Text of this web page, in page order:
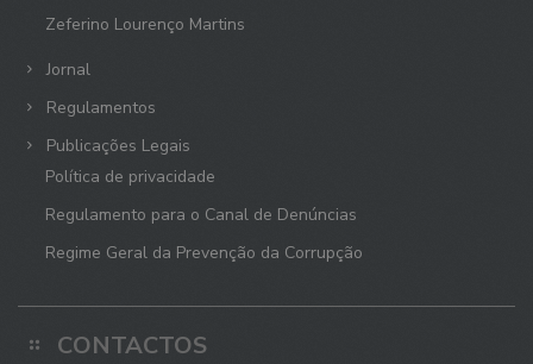
Zeferino Lourenço Martins
Jornal
Regulamentos
Publicações Legais
Política de privacidade
Regulamento para o Canal de Denúncias
Regime Geral da Prevenção da Corrupção
CONTACTOS